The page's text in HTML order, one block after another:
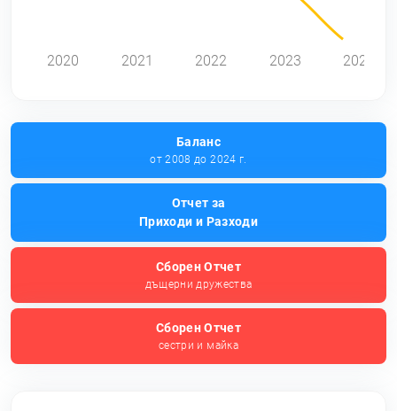
2020 2021 2022 2023 2024
Баланс
от 2008 до 2024 г.
Отчет за
Приходи и Разходи
Сборен Отчет
дъщерни дружества
Сборен Отчет
сестри и майка